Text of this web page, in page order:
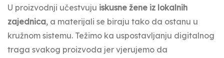
U proizvodnji učestvuju iskusne žene iz lokalnih
zajednica, a materijali se biraju tako da ostanu u
kružnom sistemu. Težimo ka uspostavljanju digitalnog
traga svakog proizvoda jer vjerujemo da